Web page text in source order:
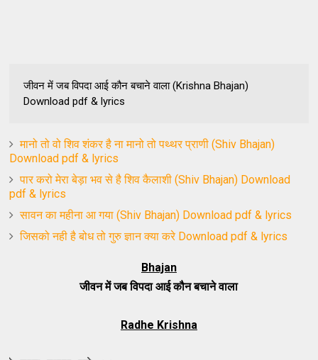
जीवन में जब विपदा आई कौन बचाने वाला (Krishna Bhajan)
Download pdf & lyrics
मानो तो वो शिव शंकर है ना मानो तो पथ्थर प्राणी (Shiv Bhajan)
Download pdf & lyrics
पार करो मेरा बेड़ा भव से है शिव कैलाशी (Shiv Bhajan) Download
pdf & lyrics
सावन का महीना आ गया (Shiv Bhajan) Download pdf & lyrics
जिसको नही है बोध तो गुरु ज्ञान क्या करे Download pdf & lyrics
Bhajan
जीवन में जब विपदा आई कौन बचाने वाला
Radhe Krishna